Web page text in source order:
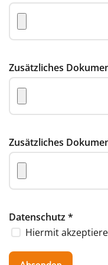
Zusätzliches
Zusätzliches
Datenschutz*
Hiermit